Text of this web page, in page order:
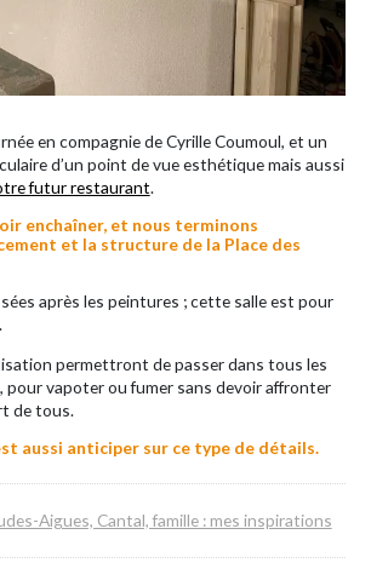
en compagnie de Cyrille Coumoul, et un
d’un point de vue esthétique mais aussi
futur restaurant.
enchaîner, et nous terminons
et la structure de la Place des
après les peintures ; cette salle est pour
permettront de passer dans tous les
pour vapoter ou fumer sans devoir affronter
de tous.
aussi anticiper sur ce type de détails.
Aigues, Cantal, famille : mes inspirations